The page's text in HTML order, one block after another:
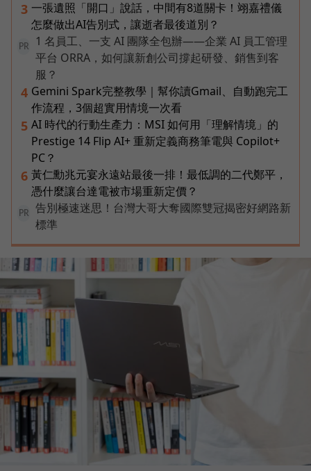
3 一張遺照「開口」說話，中間有8道關卡！翊嘉禮儀
怎麼做出AI告別式，讓逝者最後道別？
PR
1 名員工、一支 AI 團隊全包辦——企業 AI 員工管理
平台 ORRA，如何讓新創公司撐起研發、銷售到客
服？
4 Gemini Spark完整教學｜幫你讀Gmail、自動跑完工
作流程，3個超實用情境一次看
5 AI 時代的行動生產力：MSI 如何用「理解情境」的
Prestige 14 Flip AI+ 重新定義商務筆電與 Copilot+
PC？
6 黃仁勳兆元宴永遠站最後一排！最低調的二代鄭平，
憑什麼讓台達電被市場重新定價？
PR
告別極速迷思！台灣大哥大奪國際雙冠揭密好網路新
標準